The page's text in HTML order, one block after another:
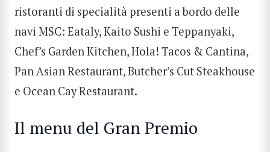
ristoranti di specialità presenti a bordo delle
navi MSC: Eataly, Kaito Sushi e Teppanyaki,
Chef’s Garden Kitchen, Hola! Tacos & Cantina,
Pan Asian Restaurant, Butcher’s Cut Steakhouse
e Ocean Cay Restaurant.
Il menu del Gran Premio